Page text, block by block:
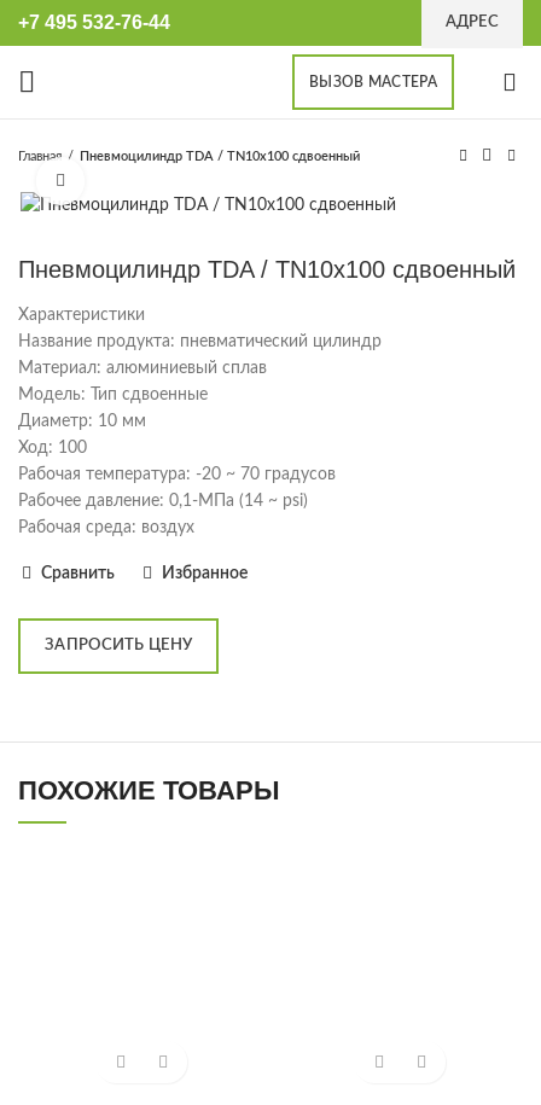
+7 495 532-76-44 АДРЕС
ВЫЗОВ МАСТЕРА
Главная Пневмоцилиндр TDA / TN10x100 сдвоенный
Пневмоцилиндр TDA / TN10x100 сдвоенный
Характеристики
Название продукта: пневматический цилиндр
Материал: алюминиевый сплав
Модель: Тип сдвоенные
Диаметр: 10 мм
Ход: 100
Рабочая температура: -20 ~ 70 градусов
Рабочее давление: 0,1-МПа (14 ~ psi)
Рабочая среда: воздух
Сравнить Избранное
ЗАПРОСИТЬ ЦЕНУ
ПОХОЖИЕ ТОВАРЫ